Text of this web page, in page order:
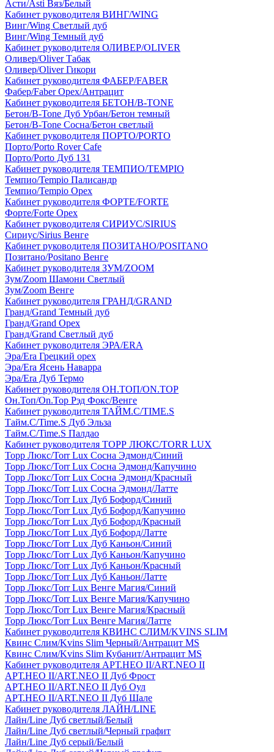
Асти/Asti Вяз/Белый
Кабинет руководителя ВИНГ/WING
Винг/Wing Светлый дуб
Винг/Wing Темный дуб
Кабинет руководителя ОЛИВЕР/OLIVER
Оливер/Oliver Табак
Оливер/Oliver Гикори
Кабинет руководителя ФАБЕР/FABER
Фабер/Faber Орех/Антрацит
Кабинет руководителя БЕТОН/B-TONE
Бетон/B-Tone Дуб Урбан/Бетон темный
Бетон/B-Tone Сосна/Бетон светлый
Кабинет руководителя ПОРТО/PORTO
Порто/Porto Rover Cafe
Порто/Porto Дуб 131
Кабинет руководителя ТЕМПИО/TEMPIO
Темпио/Tempio Палисандр
Темпио/Tempio Орех
Кабинет руководителя ФОРТЕ/FORTE
Форте/Forte Орех
Кабинет руководителя СИРИУС/SIRIUS
Сириус/Sirius Венге
Кабинет руководителя ПОЗИТАНО/POSITANO
Позитано/Positano Венге
Кабинет руководителя ЗУМ/ZOOM
Зум/Zoom Шамони Светлый
Зум/Zoom Венге
Кабинет руководителя ГРАНД/GRAND
Гранд/Grand Темный дуб
Гранд/Grand Орех
Гранд/Grand Светлый дуб
Кабинет руководителя ЭРА/ERA
Эра/Era Грецкий орех
Эра/Era Ясень Наварра
Эра/Era Дуб Термо
Кабинет руководителя ОН.ТОП/ON.TOP
Он.Топ/On.Top Рэд Фокс/Венге
Кабинет руководителя ТАЙМ.С/TIME.S
Тайм.С/Time.S Дуб Эльза
Тайм.С/Time.S Палдао
Кабинет руководителя ТОРР ЛЮКС/TORR LUX
Торр Люкс/Torr Lux Сосна Эдмонд/Синий
Торр Люкс/Torr Lux Сосна Эдмонд/Капучино
Торр Люкс/Torr Lux Сосна Эдмонд/Красный
Торр Люкс/Torr Lux Сосна Эдмонд/Латте
Торр Люкс/Torr Lux Дуб Бофорд/Синий
Торр Люкс/Torr Lux Дуб Бофорд/Капучино
Торр Люкс/Torr Lux Дуб Бофорд/Красный
Торр Люкс/Torr Lux Дуб Бофорд/Латте
Торр Люкс/Torr Lux Дуб Каньон/Синий
Торр Люкс/Torr Lux Дуб Каньон/Капучино
Торр Люкс/Torr Lux Дуб Каньон/Красный
Торр Люкс/Torr Lux Дуб Каньон/Латте
Торр Люкс/Torr Lux Венге Магия/Синий
Торр Люкс/Torr Lux Венге Магия/Капучино
Торр Люкс/Torr Lux Венге Магия/Красный
Торр Люкс/Torr Lux Венге Магия/Латте
Кабинет руководителя КВИНС СЛИМ/KVINS SLIM
Квинс Слим/Kvins Slim Черный/Антрацит MS
Квинс Слим/Kvins Slim Кубанит/Антрацит MS
Кабинет руководителя АРТ.НЕО II/ART.NEO II
АРТ.НЕО II/ART.NEO II Дуб Фрост
АРТ.НЕО II/ART.NEO II Дуб Оул
АРТ.НЕО II/ART.NEO II Дуб Шале
Кабинет руководителя ЛАЙН/LINE
Лайн/Line Дуб светлый/Белый
Лайн/Line Дуб светлый/Черный графит
Лайн/Line Дуб серый/Белый